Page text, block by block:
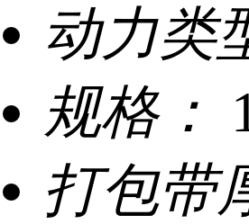
动力类
规格：
打包带